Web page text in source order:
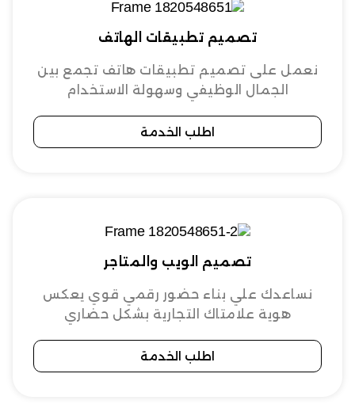
تصميم تطبيقات الهاتف
نعمل على تصميم تطبيقات هاتف تجمع بين
الجمال الوظيفي وسهولة الاستخدام
اطلب الخدمة
تصميم الويب والمتاجر
نساعدك علي بناء حضور رقمي قوي يعكس
هوية علامتاك التجارية بشكل حضاري
اطلب الخدمة